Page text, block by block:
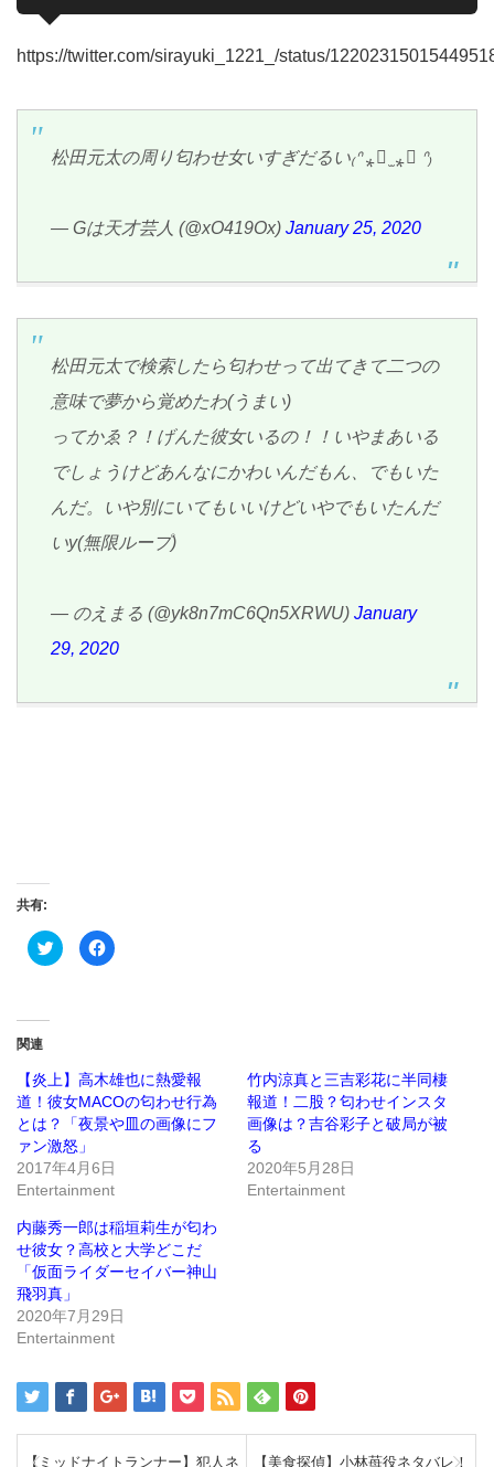
https://twitter.com/sirayuki_1221_/status/
松田元太の周り匂わせ女いすぎだるい₍ᐢ ⁎⃙ ̫ ⁎⃙ ᐢ₎
— Gは天才芸人 (@xO419Ox) January 25, 2020
松田元太で検索したら匂わせって出てきて二つの
意味で夢から覚めたわ(うまい)
ってかゑ？！げんた彼女いるの！！いやまあいる
でしょうけどあんなにかわいんだもん、でもいた
んだ。いや別にいてもいいけどいやでもいたんだ
いy(無限ループ)
— のえまる (@yk8n7mC6Qn5XRWU) January
29, 2020
共有:
ク
リ
(新
し
い
ウ
ィ
ン
ド
ウ
で
開
ま
す)
Facebook
で
ッ
ク
し
て
く
い
(新
し
ウ
ィ
ン
ド
ウ
き
ま
す)
関連
【炎上】高木雄也に熱愛報
道！彼女MACOの匂わせ行為
とは？「夜景や皿の画像にフ
ァン激怒」
2017年4月6日
Entertainment
竹内涼真と三吉彩花に半同棲
報道！二股？匂わせインスタ
画像は？吉谷彩子と破局が被
る
2020年5月28日
Entertainment
内藤秀一郎は稲垣莉生が匂わ
せ彼女？高校と大学どこだ
「仮面ライダーセイバー神山
飛羽真」
2020年7月29日
Entertainment
【ミッドナイトランナー】犯人ネ 【美食探偵】小林苺役ネタバレ！